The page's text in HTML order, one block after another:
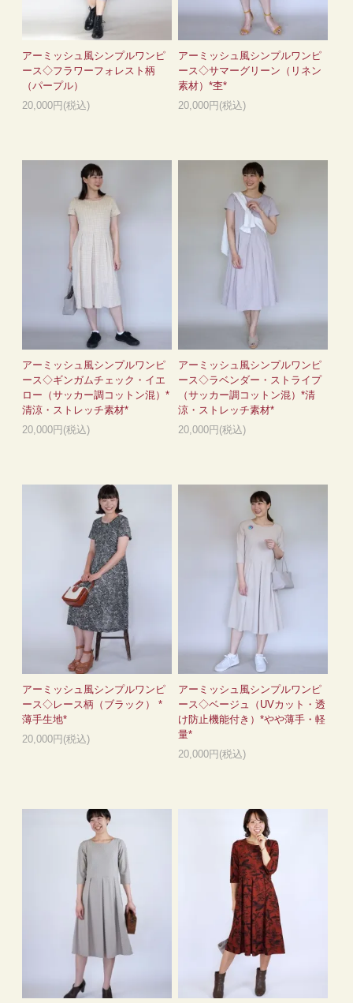
アーミッシュ風シンプルワンピ
ース◇フラワーフォレスト柄
（パープル）
20,000円(税込)
アーミッシュ風シンプルワンピ
ース◇サマーグリーン（リネン
素材）*杢*
20,000円(税込)
アーミッシュ風シンプルワンピ
ース◇ギンガムチェック・イエ
ロー（サッカー調コットン混）*
清涼・ストレッチ素材*
20,000円(税込)
アーミッシュ風シンプルワンピ
ース◇ラベンダー・ストライプ
（サッカー調コットン混）*清
涼・ストレッチ素材*
20,000円(税込)
アーミッシュ風シンプルワンピ
ース◇レース柄（ブラック） *
薄手生地*
20,000円(税込)
アーミッシュ風シンプルワンピ
ース◇ベージュ（UVカット・透
け防止機能付き）*やや薄手・軽
量*
20,000円(税込)